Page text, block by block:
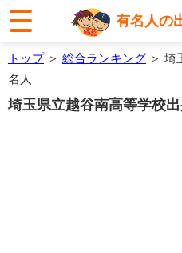
有名人の
トップ＞ 総合ランキング ＞ 埼
名人
埼玉県立越谷南高等学校